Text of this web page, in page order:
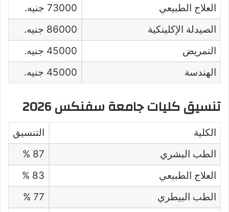
العلاج الطبيعي
73000 جنيه.
الصيدلة الإكلينكية
86000 جنيه.
التمريض
45000 جنيه.
الهندسة
45000 جنيه.
تنسيق كليات جامعة سفنكس 2026
الكلية
التنسيق
الطب البشري
87 %
العلاج الطبيعي
83 %
الطب البيطري
77 %